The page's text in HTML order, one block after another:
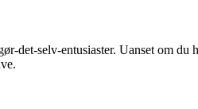
selv-entusiaster. Uanset om